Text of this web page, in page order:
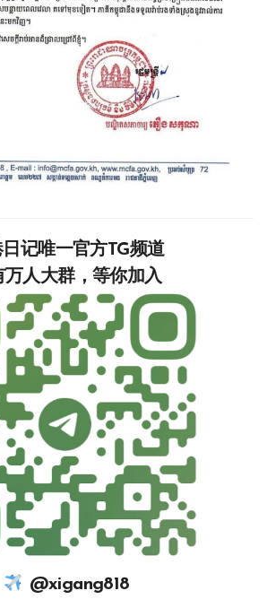
日记唯一官方TG频道
万人大群，等你加入‍‍‍‍‍‍‍‍‍‍‍‍‍
@xigang818